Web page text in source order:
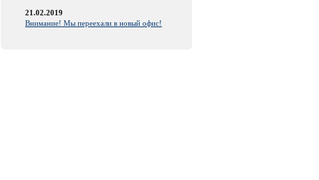
21.02.2019
Внимание! Мы переехали в новый офис!